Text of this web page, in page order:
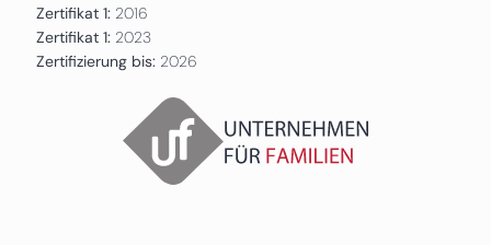
Zertifikat 1: 2016
Zertifikat 1: 2023
Zertifizierung bis: 2026